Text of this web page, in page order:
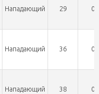
Нападающий 29 0
Нападающий 36 0
Нападающий 38 0